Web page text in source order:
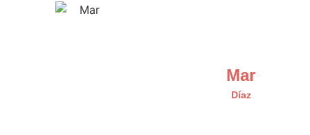
Mar
Díaz